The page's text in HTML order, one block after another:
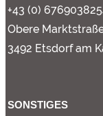
+43 (0)
Obere
3492 Etsdorf am
SONSTIGES